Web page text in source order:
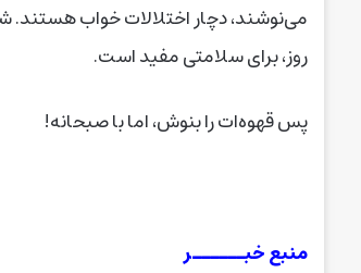
می‌نوشند، دچار اختلالات خواب هستند.
روز، برای سلامتی مفید است.
پس قهوه‌ات را بنوش، اما با صبحانه!
منبع خبــــــر